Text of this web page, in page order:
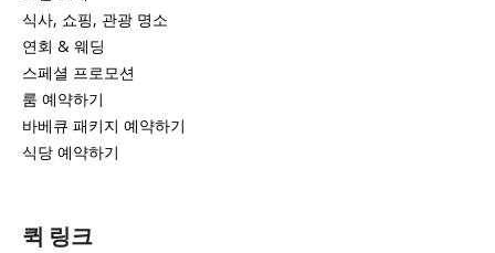
식사, 쇼핑, 관광 명소
연회 & 웨딩
스페셜 프로모션
룸 예약하기
바베큐 패키지 예약하기
식당 예약하기
퀵 링크